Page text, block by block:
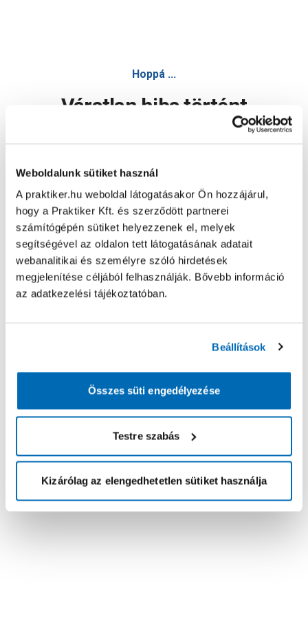
Weboldalunk sütiket használ
A praktiker.hu weboldal látogatásakor Ön hozzájárul,
hogy a Praktiker Kft. és szerződött partnerei
számítógépén sütiket helyezzenek el, melyek
segítségével az oldalon tett látogatásának adatait
webanalitikai és személyre szóló hirdetések
megjelenítése céljából felhasználják. Bővebb információ
az adatkezelési tájékoztatóban.
Beállítások
Összes süti engedélyezése
Testre szabás
Kizárólag az elengedhetetlen sütiket használja
Hoppá ...
Váratlan hiba történt
Oldal újratöltése